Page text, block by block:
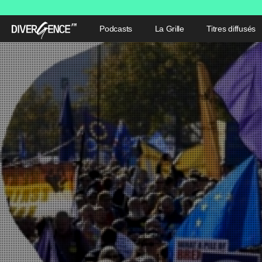
Podcasts La Grille Titres diffusés